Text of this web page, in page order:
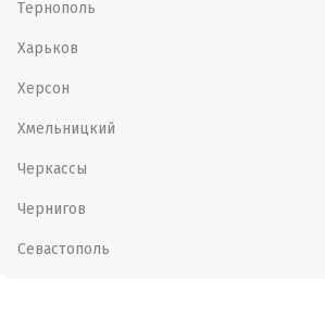
Тернополь
Харьков
Херсон
Хмельницкий
Черкассы
Чернигов
Севастополь